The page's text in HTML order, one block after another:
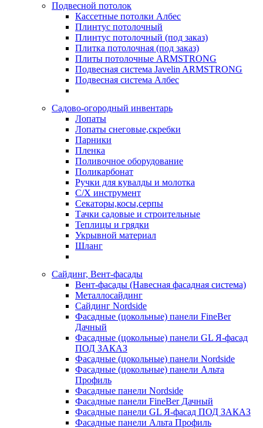
Подвесной потолок
Кассетные потолки Албес
Плинтус потолочный
Плинтус потолочный (под заказ)
Плитка потолочная (под заказ)
Плиты потолочные ARMSTRONG
Подвесная система Javelin ARMSTRONG
Подвесная система Албес
Садово-огородный инвентарь
Лопаты
Лопаты снеговые,скребки
Парники
Пленка
Поливочное оборудование
Поликарбонат
Ручки для кувалды и молотка
С/Х инструмент
Секаторы,косы,серпы
Тачки садовые и строительные
Теплицы и грядки
Укрывной материал
Шланг
Сайдинг, Вент-фасады
Вент-фасады (Навесная фасадная система)
Металлосайдинг
Сайдинг Nordside
Фасадные (цокольные) панели FineBer
Дачный
Фасадные (цокольные) панели GL Я-фасад
ПОД ЗАКАЗ
Фасадные (цокольные) панели Nordside
Фасадные (цокольные) панели Альта
Профиль
Фасадные панели Nordside
Фасадные панели FineBer Дачный
Фасадные панели GL Я-фасад ПОД ЗАКАЗ
Фасадные панели Альта Профиль